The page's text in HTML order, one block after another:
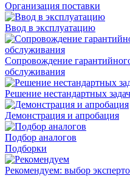
Организация поставки
Ввод в эксплуатацию
Сопровождение
обслуживания
Решение нестандартных
Демонстрация и апробация
Подбор аналогов
Подборки
Рекомендуем: выбор